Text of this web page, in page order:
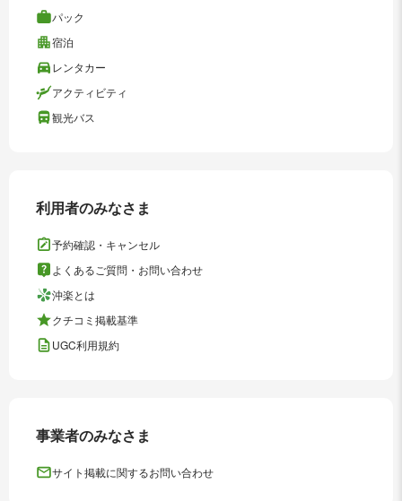
パック
宿泊
レンタカー
アクティビティ
観光バス
利用者のみなさま
予約確認・キャンセル
よくあるご質問・お問い合わせ
沖楽とは
クチコミ掲載基準
UGC利用規約
事業者のみなさま
サイト掲載に関するお問い合わせ